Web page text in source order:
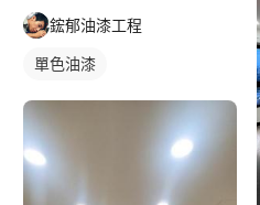
鋐郁油漆工程
單色油漆